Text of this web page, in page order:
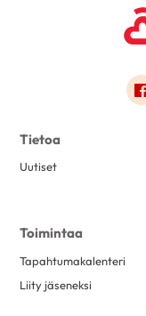
Tietoa
Uutiset
Toimintaa
Tapahtumakalenteri
Liity jäseneksi